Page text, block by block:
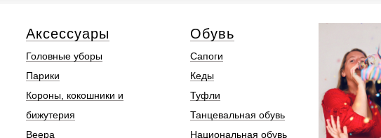
Аксессуары
Головные уборы
Парики
Короны, кокошники и
бижутерия
Веера
Обувь
Сапоги
Кеды
Туфли
Танцевальная обувь
Национальная обувь